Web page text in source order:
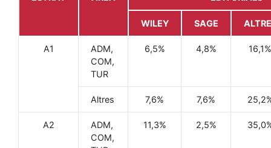
WILEY SAGE
A1
ADM,
COM,
TUR
6,5% 4,8% 16,1%
Altres 7,6% 7,6%
A2
ADM,
COM,
11,3% 2,5%